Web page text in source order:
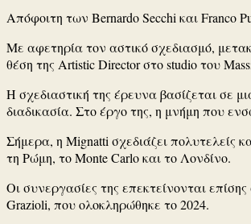
Απόφοιτη των Bernardo Secchi καιFranco
Με αφετηρία τον αστικό σχεδιασμό,
θέση της Artistic Director στο studio του
Η σχεδιαστική της έρευνα βασίζεται σε
διαδικασία. Στο έργο της, η μνήμη που
Σήμερα, η Mignatti σχεδιάζει πολυτελείς
τη Ρώμη, το Monte Carlo και το Λονδίνο.
Οι συνεργασίες της επεκτείνονται
Grazioli, που ολοκληρώθηκε το 2024.